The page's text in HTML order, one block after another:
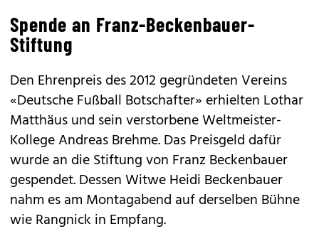
Spende an Franz-Beckenbauer-
Stiftung
Den Ehrenpreis des 2012 gegründeten Vereins
«Deutsche Fußball Botschafter» erhielten Lothar
Matthäus und sein verstorbene Weltmeister-
Kollege Andreas Brehme. Das Preisgeld dafür
wurde an die Stiftung von Franz Beckenbauer
gespendet. Dessen Witwe Heidi Beckenbauer
nahm es am Montagabend auf derselben Bühne
wie Rangnick in Empfang.